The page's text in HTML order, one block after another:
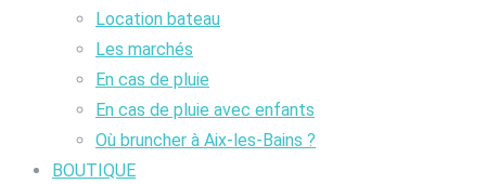
Location bateau
Les marchés
En cas de pluie
En cas de pluie avec enfants
Où bruncher à Aix-les-Bains ?
BOUTIQUE